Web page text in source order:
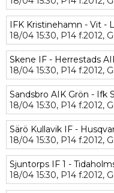
IFK Kristinehamn - Vit -
18/04 15:30, P14 f.2012,
Skene IF - Herrestads
18/04 15:30, P14 f.2012,
Sandsbro AIK Grön - Ifk
18/04 15:30, P14 f.2012,
Särö Kullavik IF -
18/04 15:30, P14 f.2012,
Sjuntorps IF 1 -
18/04 15:30, P14 f.2012,